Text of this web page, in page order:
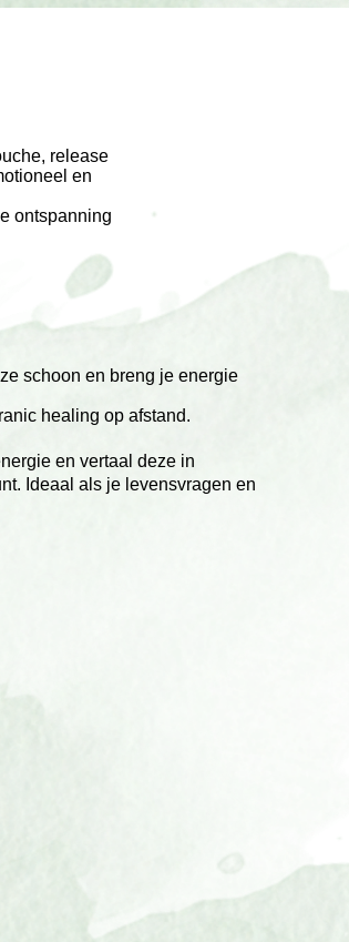
release
en
ontspanning
schoon en breng je energie
healing op afstand.
en vertaal deze in
Ideaal als je levensvragen en